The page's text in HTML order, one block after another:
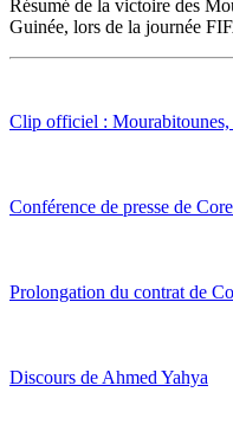
Résumé de la victoire des
Guinée, lors de la journée
Clip officiel :
Conférence de presse de
Prolongation du contrat de
Discours de Ahmed Yahya